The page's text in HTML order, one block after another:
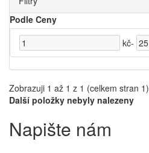
Podle Ceny
kč-
Zobrazuji 1 až 1 z 1 (celkem stran 1)
Další položky nebyly nalezeny
Napište nám